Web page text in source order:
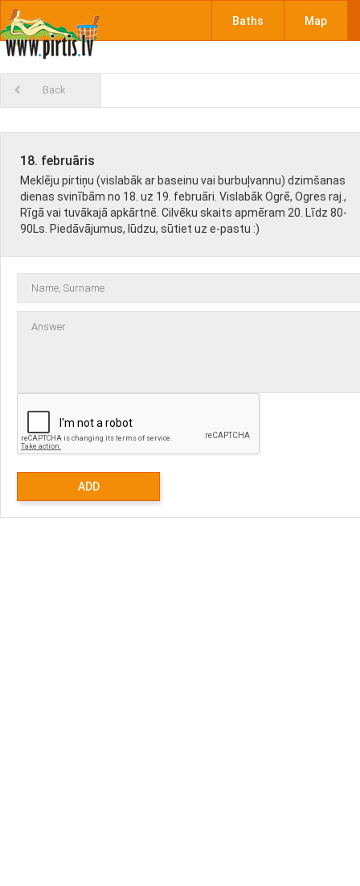
Baths Map
Back
18. februāris
Meklēju pirtiņu (vislabāk ar baseinu vai burbuļvannu) dzimšanas
dienas svinībām no 18. uz 19. februāri. Vislabāk Ogrē, Ogres raj.,
Rīgā vai tuvākajā apkārtnē. Cilvēku skaits apmēram 20. Līdz 80-
90Ls. Piedāvājumus, lūdzu, sūtiet uz e-pastu :)